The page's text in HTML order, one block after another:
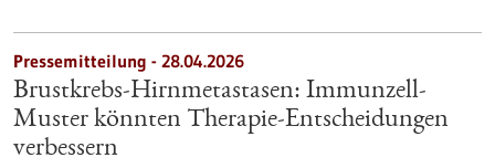
Pressemitteilung - 28.04.2026
Brustkrebs-Hirnmetastasen: Immunzell-
Muster könnten Therapie-Entscheidungen
verbessern